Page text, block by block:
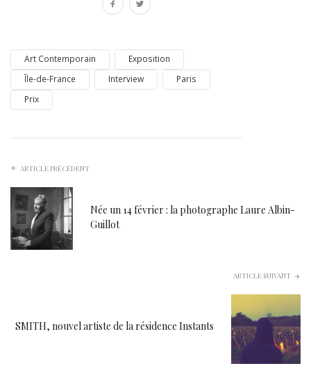
Art Contemporain
Exposition
Île-de-France
Interview
Paris
Prix
ARTICLE PRÉCÉDENT
Née un 14 février : la photographe Laure Albin-
Guillot
ARTICLE SUIVANT
SMITH, nouvel artiste de la résidence Instants